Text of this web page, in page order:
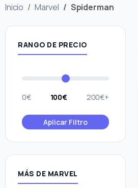
Inicio Marvel Spiderman
RANGO DE PRECIO
0€ 100€ 200€+
Aplicar Filtro
MÁS DE MARVEL